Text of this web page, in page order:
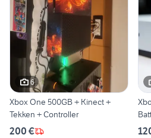
6
Xbox One 500GB + Kinect +
Tekken + Controller
200 €